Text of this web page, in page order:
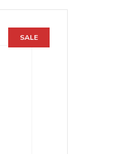
SALE